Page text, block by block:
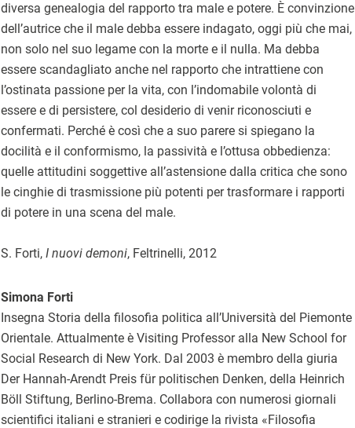
diversa genealogia del rapporto tra male e potere. È convinzione
dell’autrice che il male debba essere indagato, oggi più che mai,
non solo nel suo legame con la morte e il nulla. Ma debba
essere scandagliato anche nel rapporto che intrattiene con
l’ostinata passione per la vita, con l’indomabile volontà di
essere e di persistere, col desiderio di venir riconosciuti e
confermati. Perché è così che a suo parere si spiegano la
docilità e il conformismo, la passività e l’ottusa obbedienza:
quelle attitudini soggettive all’astensione dalla critica che sono
le cinghie di trasmissione più potenti per trasformare i rapporti
di potere in una scena del male.
S. Forti, I nuovi demoni, Feltrinelli, 2012
Simona Forti
Insegna Storia della filosofia politica all’Università del Piemonte
Orientale. Attualmente è Visiting Professor alla New School for
Social Research di New York. Dal 2003 è membro della giuria
Der Hannah-Arendt Preis für politischen Denken, della Heinrich
Böll Stiftung, Berlino-Brema. Collabora con numerosi giornali
scientifici italiani e stranieri e codirige la rivista «Filosofia